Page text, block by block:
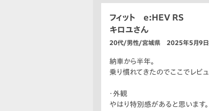
フィット e:HEV RS
キロユさん
20代/男性/宮城県 2025年5月9日
納車から半年。
乗り慣れてきたのでここでレビュ
・外観
やはり特別感があると思います。